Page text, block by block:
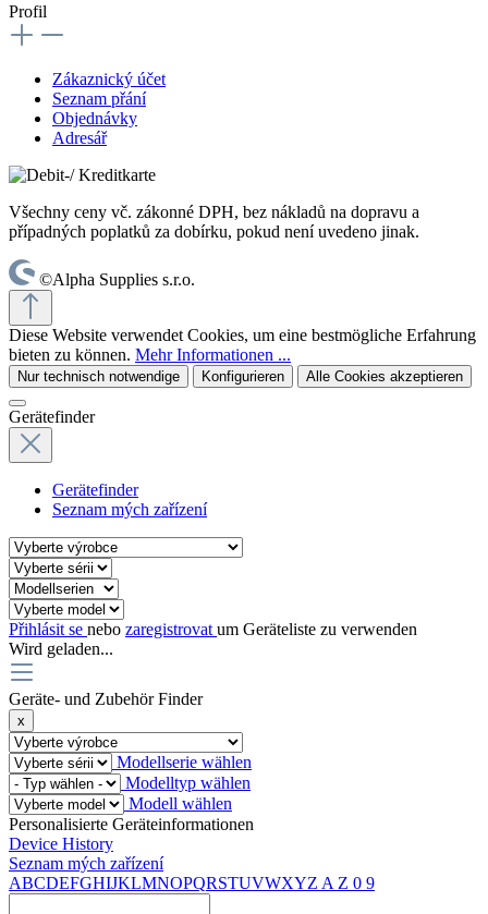
Profil
Zákaznický účet
Seznam přání
Objednávky
Adresář
Všechny ceny vč. zákonné DPH, bez nákladů na dopravu a
případných poplatků za dobírku, pokud není uvedeno jinak.
©Alpha Supplies s.r.o.
Diese Website verwendet Cookies, um eine bestmögliche Erfahrung
bieten zu können. Mehr Informationen ...
Nur technisch notwendige Konfigurieren Alle Cookies akzeptieren
Gerätefinder
Gerätefinder
Seznam mých zařízení
Přihlásit se nebo zaregistrovat um Geräteliste zu verwenden
Wird geladen...
Geräte- und Zubehör Finder
x
Modellserie wählen
Modelltyp wählen
Modell wählen
Personalisierte Geräteinformationen
Device History
Seznam mých zařízení
ABCDEFGHIJKLMNOPQRSTUVWXYZ A Z 0 9